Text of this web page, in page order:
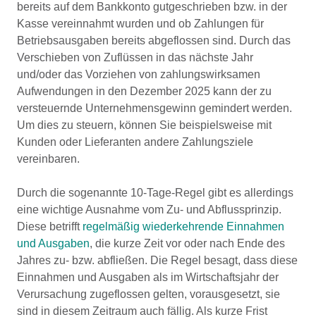
bereits auf dem Bankkonto gutgeschrieben bzw. in der
Kasse vereinnahmt wurden und ob Zahlungen für
Betriebsausgaben bereits abgeflossen sind. Durch das
Verschieben von Zuflüssen in das nächste Jahr
und/oder das Vorziehen von zahlungswirksamen
Aufwendungen in den Dezember 2025 kann der zu
versteuernde Unternehmensgewinn gemindert werden.
Um dies zu steuern, können Sie beispielsweise mit
Kunden oder Lieferanten andere Zahlungsziele
vereinbaren.
Durch die sogenannte 10-Tage-Regel gibt es allerdings
eine wichtige Ausnahme vom Zu- und Abflussprinzip.
Diese betrifft regelmäßig wiederkehrende Einnahmen
und Ausgaben, die kurze Zeit vor oder nach Ende des
Jahres zu- bzw. abfließen. Die Regel besagt, dass diese
Einnahmen und Ausgaben als im Wirtschaftsjahr der
Verursachung zugeflossen gelten, vorausgesetzt, sie
sind in diesem Zeitraum auch fällig. Als kurze Frist